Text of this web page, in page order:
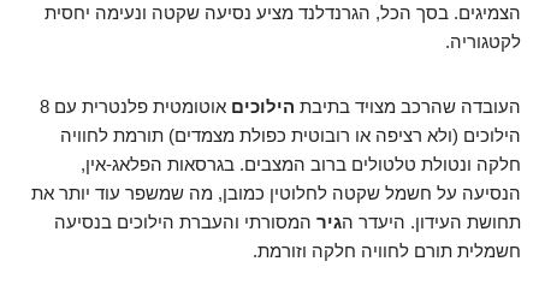
הצמיגים. בסך הכל, הגרנדלנד מציע נסיעה שקטה ונעימה יחסית
לקטגוריה.
העובדה שהרכב מצויד בתיבת הילוכים
אוטומטית פלנטרית עם 8
הילוכים (ולא רציפה או רובוטית כפולת מצמדים) תורמת לחוויה
חלקה ונטולת טלטולים ברוב המצבים. בגרסאות הפלאג-אין,
הנסיעה על חשמל שקטה לחלוטין כמובן, מה שמשפר עוד יותר את
תחושת העידון. היעדר הגיר המסורתי והעברת הילוכים בנסיעה
חשמלית תורם לחוויה חלקה וזורמת.